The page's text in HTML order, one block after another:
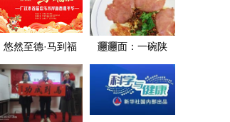
悠然至德·马到福
来 广汉首届欢乐
水岸新春嘉年华
盛大启幕
𰻞𰻞面：一碗陕
味面 融了川陕情
暖了天府胃